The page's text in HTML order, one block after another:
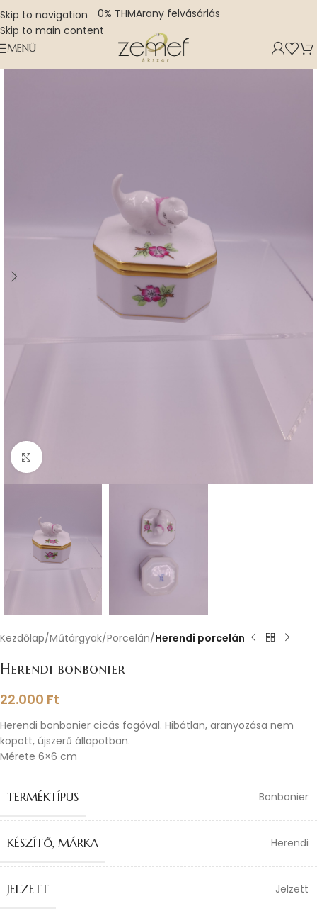
Skip to navigation
Skip to main content
0% THMArany felvásárlás
MENÜ
Nagyításhoz kattints ide
Kezdőlap Műtárgyak Porcelán Herendi porcelán
Herendi bonbonier
22.000 Ft
Herendi bonbonier cicás fogóval. Hibátlan, aranyozása nem
kopott, újszerű állapotban.
Mérete 6×6 cm
TERMÉKTÍPUS Bonbonier
KÉSZÍTŐ, MÁRKA Herendi
JELZETT Jelzett